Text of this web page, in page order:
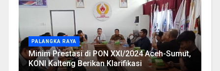
PALANGKA RAYA
Minim Prestasi di PON XXI/2024 Aceh-Sumut,
KONI Kalteng Berikan Klarifikasi